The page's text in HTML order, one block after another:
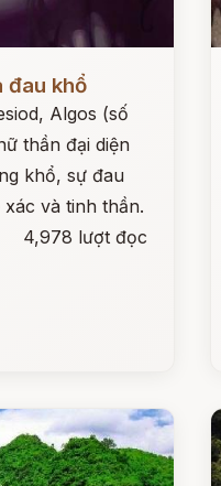
đau khổ
Algos (số
thần đại diện
khổ, sự đau
và tinh thần.
4,978 lượt đọc